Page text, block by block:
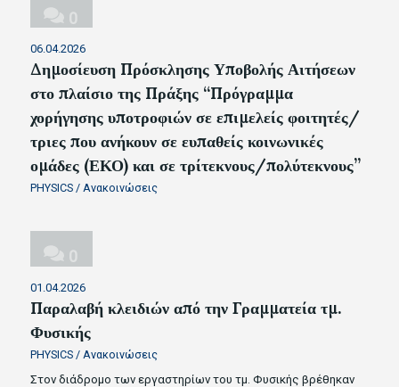
0
06.04.2026
Δημοσίευση Πρόσκλησης Υποβολής Αιτήσεων
στο πλαίσιο της Πράξης “Πρόγραμμα
χορήγησης υποτροφιών σε επιμελείς φοιτητές/
τριες που ανήκουν σε ευπαθείς κοινωνικές
ομάδες (ΕΚΟ) και σε τρίτεκνους/πολύτεκνους”
PHYSICS / Ανακοινώσεις
0
01.04.2026
Παραλαβή κλειδιών από την Γραμματεία τμ.
Φυσικής
PHYSICS / Ανακοινώσεις
Στον διάδρομο των εργαστηρίων του τμ. Φυσικής βρέθηκαν